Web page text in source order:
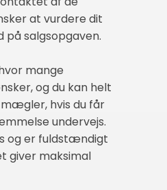
at vurdere dit
på salgsopgaven.
mange
og du kan helt
hvis du får
undervejs.
og er fuldstændigt
giver maksimal